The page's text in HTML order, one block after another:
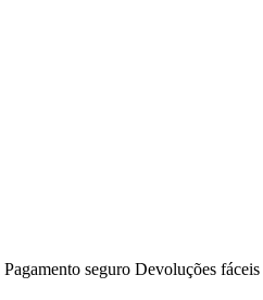
Pagamento seguro Devoluções fáceis